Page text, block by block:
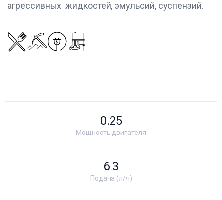
агрессивных жидкостей, эмульсий, суспензий.
Мощность двигателя
0.25
Подача (л/ч)
6.3